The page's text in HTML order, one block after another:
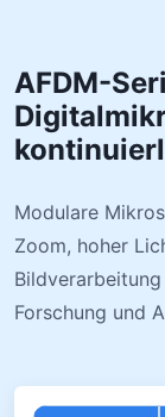
AFDM-
Modulare
Zoom, hoher
Forschung und